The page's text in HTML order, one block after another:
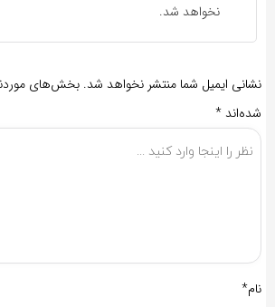
نخواهد شد.
نشانی ایمیل شما منتشر نخواهد شد. بخش‌های
شده‌اند *
نام*